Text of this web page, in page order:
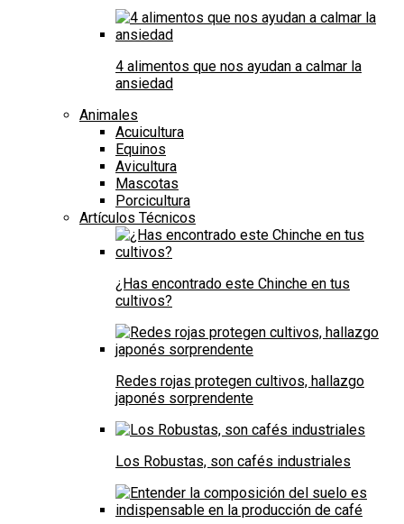
4 alimentos que nos ayudan a calmar la
ansiedad
Animales
Acuicultura
Equinos
Avicultura
Mascotas
Porcicultura
Artículos Técnicos
¿Has encontrado este Chinche en tus
cultivos?
Redes rojas protegen cultivos, hallazgo
japonés sorprendente
Los Robustas, son cafés industriales